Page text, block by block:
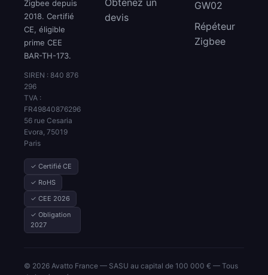
Zigbee depuis
2018. Certifié
CE, éligible
prime CEE
BAR-TH-173.
SIREN : 840 876
296
TVA :
FR49840876296
56 rue Cesaria
Evora, 75019
Paris
✓ Certifié CE
✓ RoHS
✓ CEE 2026
✓ Obligation
2027
devis
GW02
Répéteur
Zigbee
© 2026 Avatto France — SASU au capital de 100 000 € — Tous